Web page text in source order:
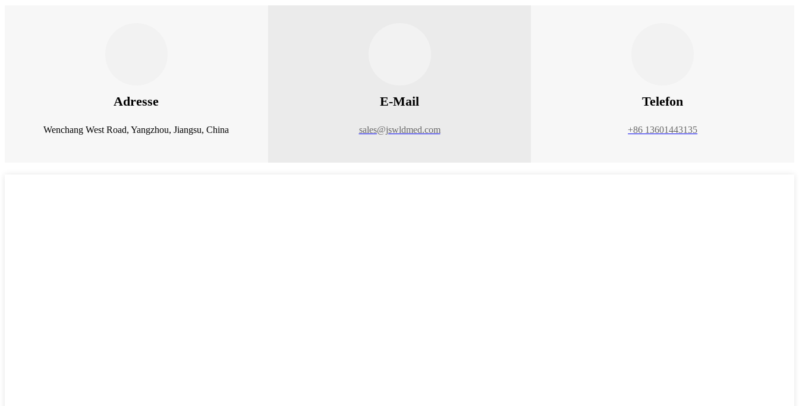
Adresse
Wenchang West Road, Yangzhou, Jiangsu, China
E-Mail
sales@jswldmed.com
Telefon
+86 13601443135